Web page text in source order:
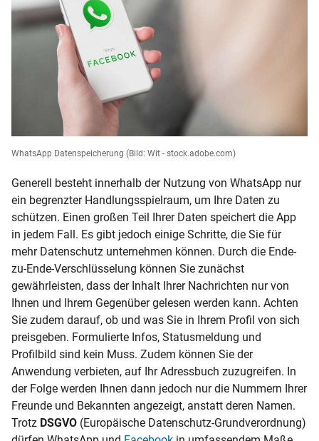
WhatsApp Datenspeicherung (Bild: Wit - stock.adobe.com)
Generell besteht innerhalb der Nutzung von WhatsApp nur
ein begrenzter Handlungsspielraum, um Ihre Daten zu
schützen. Einen großen Teil Ihrer Daten speichert die App
in jedem Fall. Es gibt jedoch einige Schritte, die Sie für
mehr Datenschutz unternehmen können. Durch die Ende-
zu-Ende-Verschlüsselung können Sie zunächst
gewährleisten, dass der Inhalt Ihrer Nachrichten nur von
Ihnen und Ihrem Gegenüber gelesen werden kann. Achten
Sie zudem darauf, ob und was Sie in Ihrem Profil von sich
preisgeben. Formulierte Infos, Statusmeldung und
Profilbild sind kein Muss. Zudem können Sie der
Anwendung verbieten, auf Ihr Adressbuch zuzugreifen. In
der Folge werden Ihnen dann jedoch nur die Nummern Ihrer
Freunde und Bekannten angezeigt, anstatt deren Namen.
Trotz DSGVO (Europäische Datenschutz-Grundverordnung)